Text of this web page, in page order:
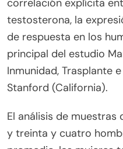
correlación explícita
testosterona, la
de respuesta en los
principal del estudio
Inmunidad, Trasplante
Stanford (California).
El análisis de
y treinta y cuatro